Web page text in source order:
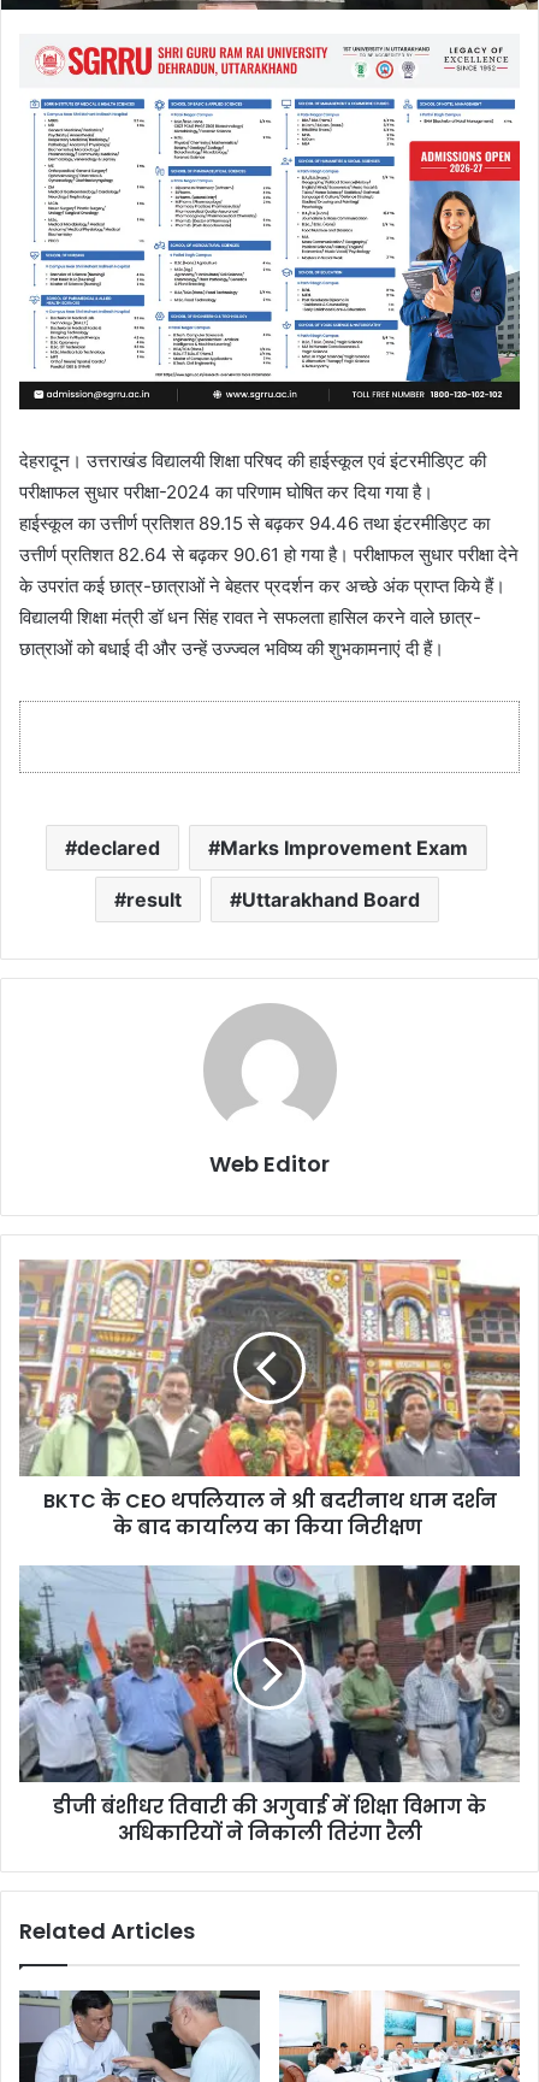
देहरादून। उत्तराखंड विद्यालयी शिक्षा परिषद की हाईस्कूल एवं इंटरमीडिएट की
परीक्षाफल सुधार परीक्षा-2024 का परिणाम घोषित कर दिया गया है।
हाईस्कूल का उत्तीर्ण प्रतिशत 89.15 से बढ़कर 94.46 तथा इंटरमीडिएट का
उत्तीर्ण प्रतिशत 82.64 से बढ़कर 90.61 हो गया है। परीक्षाफल सुधार परीक्षा देने
के उपरांत कई छात्र-छात्राओं ने बेहतर प्रदर्शन कर अच्छे अंक प्राप्त किये हैं।
विद्यालयी शिक्षा मंत्री डॉ धन सिंह रावत ने सफलता हासिल करने वाले छात्र-
छात्राओं को बधाई दी और उन्हें उज्ज्वल भविष्य की शुभकामनाएं दी हैं।
declared Marks Improvement Exam
result Uttarakhand Board
Web Editor
BKTC के CEO थपलियाल ने श्री बदरीनाथ धाम दर्शन
के बाद कार्यालय का किया निरीक्षण
डीजी बंशीधर तिवारी की अगुवाई में शिक्षा विभाग के
अधिकारियों ने निकाली तिरंगा रैली
Related Articles